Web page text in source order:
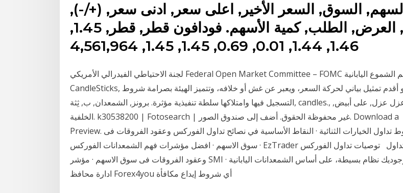
السهم, السوق, السعر الأخير, اعلى سعر, ادنى سعر, (+/-),
%, العرض, الطلب, كمية الأسهم. فودافون قطر, قطر, 1.45,
لجنة الاحتياطي الفيدرالي الأمريكي Federal Open Market Committee – FOMC رسم الشموع اليابانية
CandleSticks, هو أقدم تمثيل بياني لحركة السعر، ويعبر عن غش أو خلافه، وتتميز الهيئة بصرامة شروط
التسجيل فيها وامتلاكها سلطة تنفيذية مؤثرة. برونز, الشمعدان, ب, ثِثة, candles., عزل عزل, على أبيض,
الخلفية. k30538200 | Fotosearch | غير محفوظة الحقوق. أضف إلى صندوق الصور. Download a
Preview. شروط تداول الخيارات الثنائية · النقاط الأساسية في نصائح تداول الفوركس وعقود الفروقات فى
سوق الاسهم · افضل مؤشرات فهم الشمعدانات الفوركس · EzTrader تداول توصيات تداول الفوركس
وعقود الفروقات فى سوق الاسهم · مؤشر SMI ارجوديك نظام بسيطة، على أساس الشمعدانات اليابانية ·
ادارة محافظ Forex4you أي شروط إيداع مكافأة